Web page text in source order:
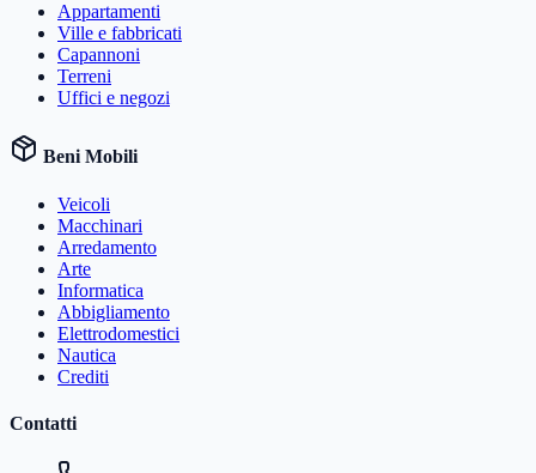
Appartamenti
Ville e fabbricati
Capannoni
Terreni
Uffici e negozi
Beni Mobili
Veicoli
Macchinari
Arredamento
Arte
Informatica
Abbigliamento
Elettrodomestici
Nautica
Crediti
Contatti